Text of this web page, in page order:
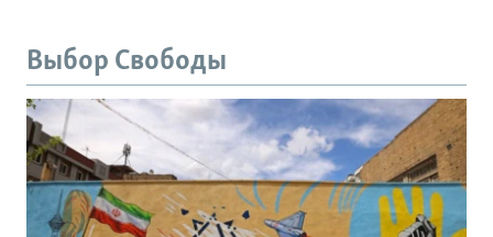
Выбор Свободы